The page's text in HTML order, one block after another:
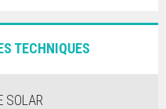
TECHNIQUES
SOLAR